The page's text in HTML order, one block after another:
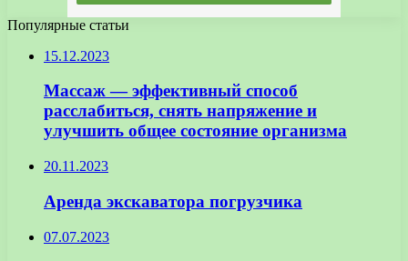
Популярные статьи
15.12.2023
Массаж — эффективный способ
расслабиться, снять напряжение и
улучшить общее состояние организма
20.11.2023
Аренда экскаватора погрузчика
07.07.2023